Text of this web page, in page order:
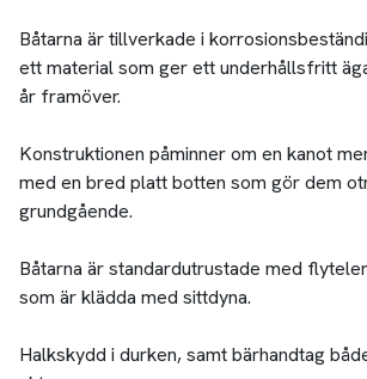
Båtarna är tillverkade i
ett material som ger ett underhållsfritt
år framöver.
Konstruktionen påminner om en kanot
med en bred platt botten som gör dem
grundgående.
Båtarna är standardutrustade med
som är klädda med sittdyna.
Halkskydd i durken, samt bärhandtag